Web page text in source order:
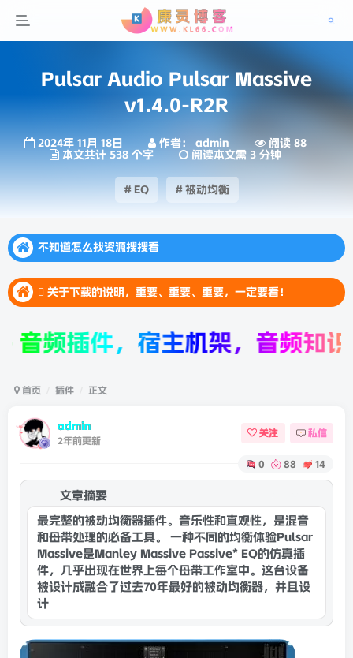
Pulsar Audio Pulsar Massive
v1.4.0-R2R
2024年 11月 18日 作者： admin
阅读 88
本文共计 538 个字
阅读本文需 3 分钟
# EQ # 被动均衡
不知道怎么找资源搜搜看
不知道怎么找资源搜搜看
 关于下载的说明，重要、重要、重要，一定要看！
 关于下载的说明，重要、重要、重要，一定要看！
 关于下载的说明，重要、重要、重要，一定要看！
插件，宿主机架，音频知识，
首页 插件 正文
admin
2年前更新
关注 私信
0 88 14
文章摘要
最完整的被动均衡器插件。音乐性和直观性，是混音
和母带处理的必备工具。 一种不同的均衡体验Pulsar
Massive是Manley Massive Passive* EQ的仿真插
件，几乎出现在世界上每个母带工作室中。这台设备
被设计成融合了过去70年最好的被动均衡器，并且设
计中的几个独特特点赋予它一